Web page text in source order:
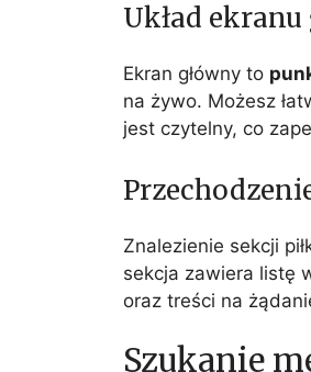
Układ ekranu
Ekran główny to
na żywo. Możesz
jest czytelny, co
Znalezienie sekcji
sekcja zawiera listę
oraz treści na
Szukanie